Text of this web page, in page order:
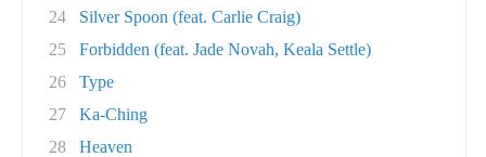
24
Silver Spoon (feat. Carlie Craig)
25
Forbidden (feat. Jade Novah, Keala Settle)
26
Type
27
Ka-Ching
28
Heaven